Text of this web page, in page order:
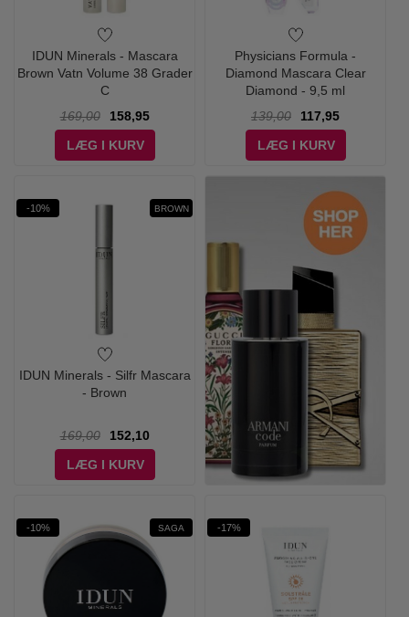
IDUN Minerals - Mascara
Brown Vatn Volume 38 Grader
C
169,00
158,95
LÆG I KURV
Physicians Formula -
Diamond Mascara Clear
Diamond - 9,5 ml
139,00
117,95
LÆG I KURV
-10% BROWN
IDUN Minerals - Silfr Mascara
- Brown
169,00
152,10
LÆG I KURV
-10% SAGA -17%